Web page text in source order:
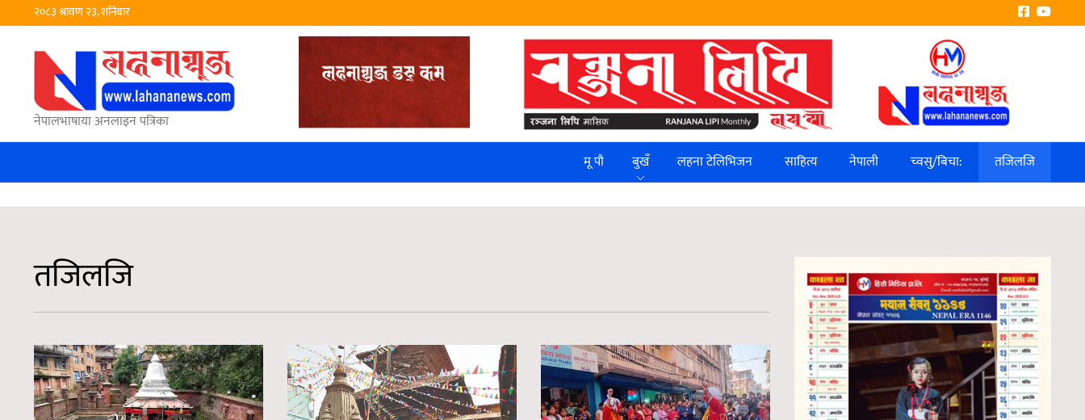
२०८३ श्रावण २३, शनिबार
नेपालभाषाया अनलाइन पत्रिका
मू पौ
बुखँ लहना टेलिभिजन साहित्य नेपाली च्वसु/बिचा: तजिलजि
तजिलजि